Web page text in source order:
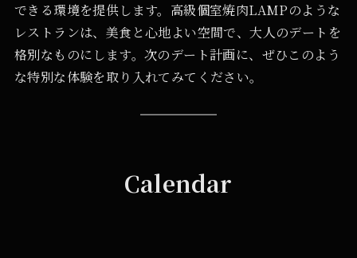
できる環境を提供します。高級個室焼肉LAMPのような
レストランは、美食と心地よい空間で、大人のデートを
格別なものにします。次のデート計画に、ぜひこのよう
な特別な体験を取り入れてみてください。
Calendar